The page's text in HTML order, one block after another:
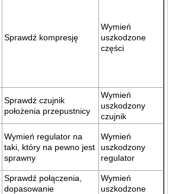
Sprawdź kompresję
Wymień
uszkodzone
części
Sprawdź czujnik
położenia przepustnicy
Wymień
uszkodzony
czujnik
Wymień regulator na
taki, który na pewno jest
sprawny
Wymień
uszkodzony
regulator
Sprawdź połączenia,
dopasowanie
Wymień
uszkodzone